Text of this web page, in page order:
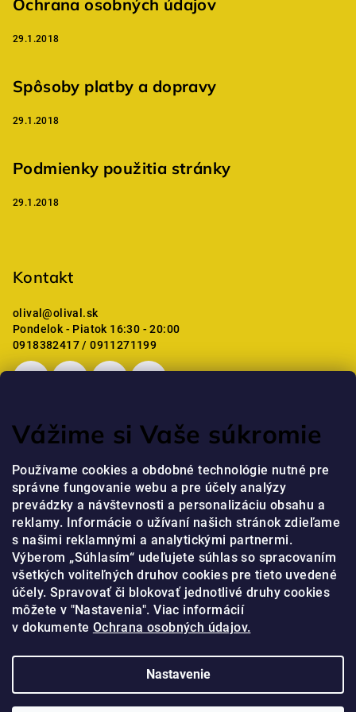
Vážime si Vaše súkromie
Používame cookies a obdobné technológie nutné pre
správne fungovanie webu a pre účely analýzy
prevádzky a návštevnosti a personalizáciu obsahu a
reklamy. Informácie o užívaní našich stránok zdieľame
s našimi reklamnými a analytickými partnermi.
Výberom „Súhlasím“ udeľujete súhlas so spracovaním
všetkých voliteľných druhov cookies pre tieto uvedené
účely. Spravovať či blokovať jednotlivé druhy cookies
môžete v "Nastavenia". Viac informácií
v dokumente Ochrana osobných údajov.
Nastavenie
Ochrana osobných údajov
29.1.2018
Spôsoby platby a dopravy
29.1.2018
Podmienky použitia stránky
29.1.2018
Kontakt
olival@olival.sk
Pondelok - Piatok 16:30 - 20:00
0918382417 / 0911271199
Hodnotenie produktu je 5 z 5 hviezdičiek.
| jaja
Prijímame online platby